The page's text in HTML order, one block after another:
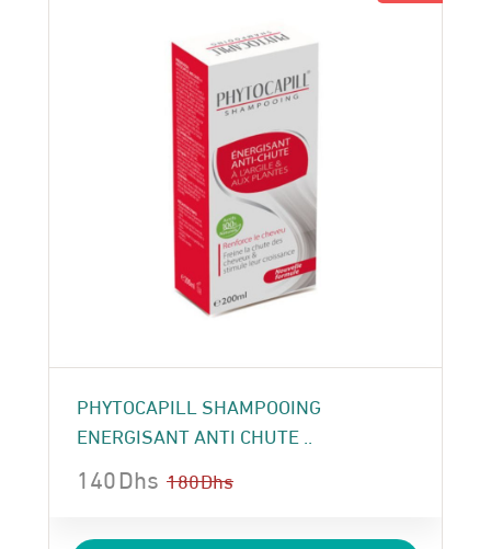
PHYTOCAPILL SHAMPOOING
ENERGISANT ANTI CHUTE ..
180Dhs
140Dhs